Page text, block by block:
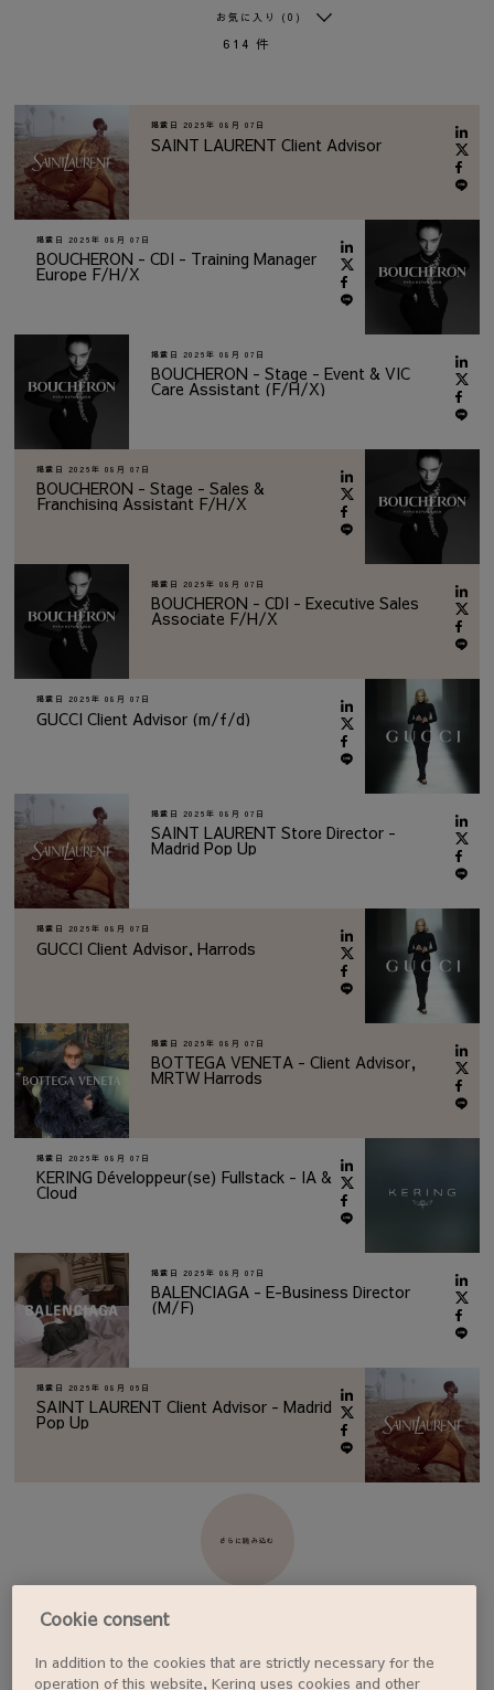
お気に入り (0)
614 件
掲載日 2026年 08月 07日
SAINT LAURENT Client Advisor
掲載日 2026年 08月 07日
BOUCHERON - CDI - Training Manager
Europe F/H/X
掲載日 2026年 08月 07日
BOUCHERON - Stage - Event & VIC
Care Assistant (F/H/X)
掲載日 2026年 08月 07日
BOUCHERON - Stage - Sales &
Franchising Assistant F/H/X
掲載日 2026年 08月 07日
BOUCHERON - CDI - Executive Sales
Associate F/H/X
掲載日 2026年 08月 07日
GUCCI Client Advisor (m/f/d)
掲載日 2026年 08月 07日
SAINT LAURENT Store Director -
Madrid Pop Up
掲載日 2026年 08月 07日
GUCCI Client Advisor, Harrods
掲載日 2026年 08月 07日
BOTTEGA VENETA - Client Advisor,
MRTW Harrods
掲載日 2026年 08月 07日
KERING Développeur(se) Fullstack - IA &
Cloud
掲載日 2026年 08月 07日
BALENCIAGA - E-Business Director
(M/F)
掲載日 2026年 08月 06日
SAINT LAURENT Client Advisor - Madrid
Pop Up
さらに読み込む
ジョブアラートを設定する
Cookie consent
In addition to the cookies that are strictly necessary for the
operation of this website, Kering uses cookies and other